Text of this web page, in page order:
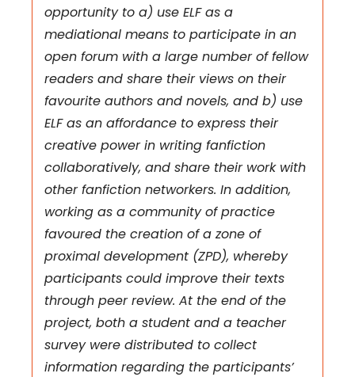
opportunity to a) use ELF as a
mediational means to participate in an
open forum with a large number of fellow
readers and share their views on their
favourite authors and novels, and b) use
ELF as an affordance to express their
creative power in writing fanfiction
collaboratively, and share their work with
other fanfiction networkers. In addition,
working as a community of practice
favoured the creation of a zone of
proximal development (ZPD), whereby
participants could improve their texts
through peer review. At the end of the
project, both a student and a teacher
survey were distributed to collect
information regarding the participants’